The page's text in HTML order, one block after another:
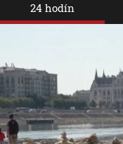
24 hodín